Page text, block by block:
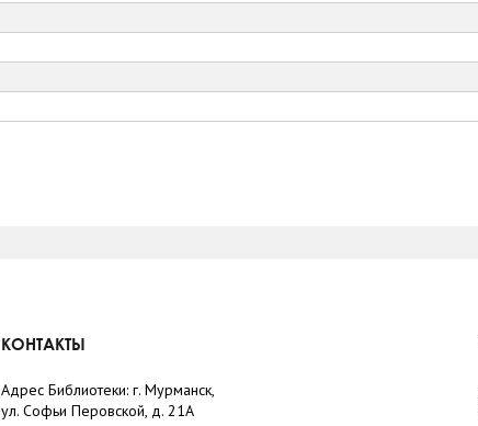
КОНТАКТЫ
Адрес Библиотеки: г. Мурманск,
ул. Софьи Перовской, д. 21А